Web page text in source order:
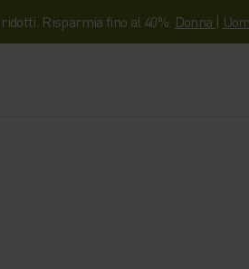
Risparmia fino al 40%. Donna |